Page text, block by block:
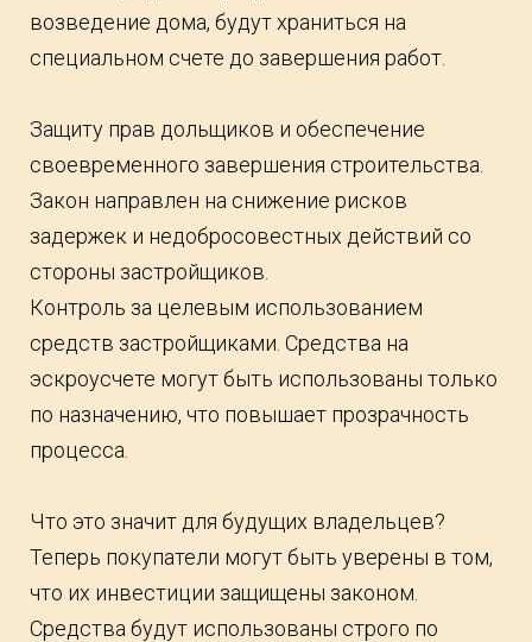
возведение дома, будут храниться на
специальном счете до завершения работ.
Защиту прав дольщиков и обеспечение
своевременного завершения строительства.
Закон направлен на снижение рисков
задержек и недобросовестных действий со
стороны застройщиков.
Контроль за целевым использованием
средств застройщиками. Средства на
эскроусчете могут быть использованы только
по назначению, что повышает прозрачность
процесса.
Что это значит для будущих владельцев?
Теперь покупатели могут быть уверены в том,
что их инвестиции защищены законом.
Средства будут использованы строго по